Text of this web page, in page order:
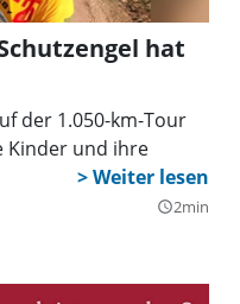
hat
der 1.050-km-Tour
Kinder und ihre
query_builder2min